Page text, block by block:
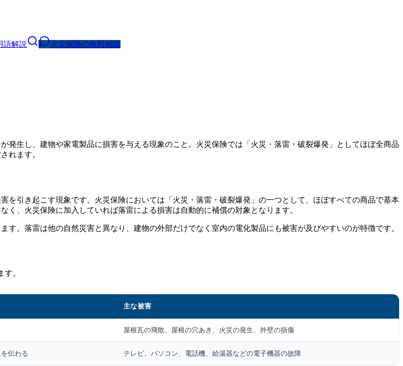
語解説 火災保険の無料相談
発生し、建物や家電製品に損害を与える現象のこと。火災保険では「火災・落雷・破裂爆発」としてほぼ全商品
れます。
を引き起こす現象です。火災保険においては「火災・落雷・破裂爆発」の一つとして、ほぼすべての商品で基本
、火災保険に加入していれば落雷による損害は自動的に補償の対象となります。
。落雷は他の自然災害と異なり、建物の外部だけでなく室内の電化製品にも被害が及びやすいのが特徴です。
。
主な被害
屋根瓦の飛散、屋根の穴あき、火災の発生、外壁の損傷
伝わる テレビ、パソコン、電話機、給湯器などの電子機器の故障